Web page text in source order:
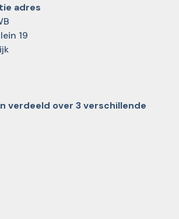
adres
19
verdeeld over 3 verschillende